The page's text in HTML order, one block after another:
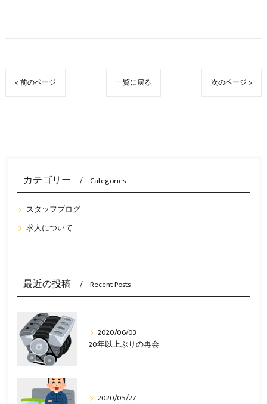
< 前のページ 一覧に戻る 次のページ >
カテゴリー Categories
スタッフブログ
求人について
最近の投稿 Recent Posts
2020/06/03
20年以上ぶりの再会
2020/05/27